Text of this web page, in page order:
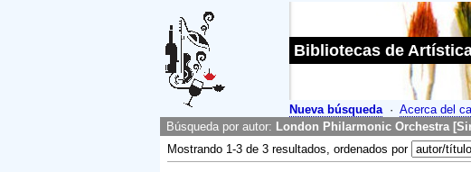
Bibliotecas de
Nueva búsqueda · Acerca del
Búsqueda por autor: London Philarmonic Orchestra
Mostrando 1-3 de 3 resultados, ordenados por